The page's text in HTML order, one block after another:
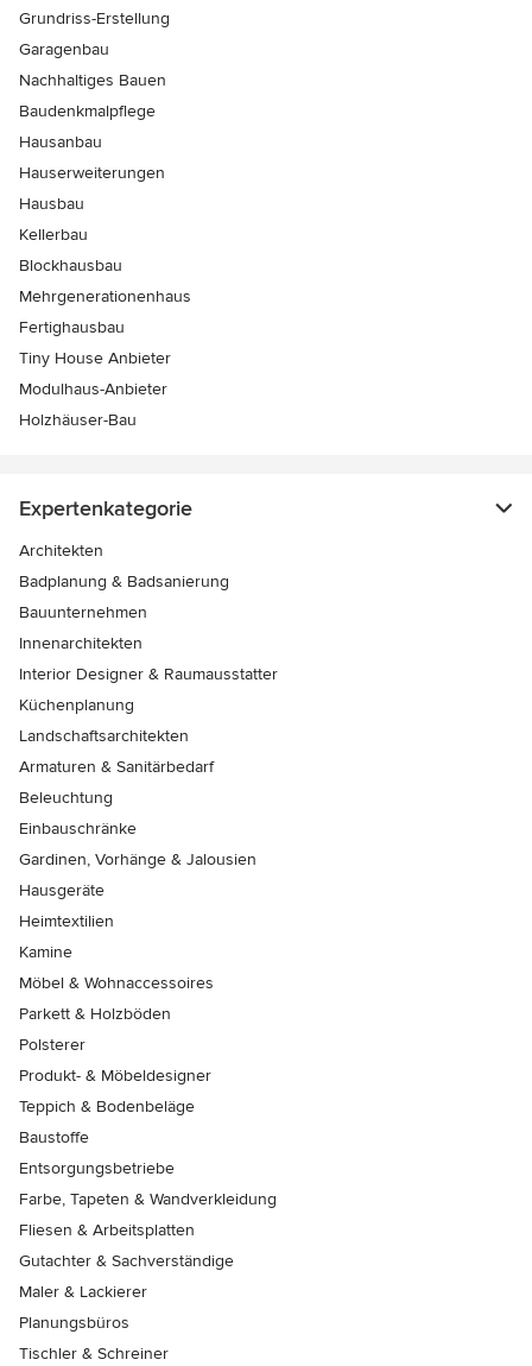
Grundriss-Erstellung
Garagenbau
Nachhaltiges Bauen
Baudenkmalpflege
Hausanbau
Hauserweiterungen
Hausbau
Kellerbau
Blockhausbau
Mehrgenerationenhaus
Fertighausbau
Tiny House Anbieter
Modulhaus-Anbieter
Holzhäuser-Bau
Expertenkategorie
Architekten
Badplanung & Badsanierung
Bauunternehmen
Innenarchitekten
Interior Designer & Raumausstatter
Küchenplanung
Landschaftsarchitekten
Armaturen & Sanitärbedarf
Beleuchtung
Einbauschränke
Gardinen, Vorhänge & Jalousien
Hausgeräte
Heimtextilien
Kamine
Möbel & Wohnaccessoires
Parkett & Holzböden
Polsterer
Produkt- & Möbeldesigner
Teppich & Bodenbeläge
Baustoffe
Entsorgungsbetriebe
Farbe, Tapeten & Wandverkleidung
Fliesen & Arbeitsplatten
Gutachter & Sachverständige
Maler & Lackierer
Planungsbüros
Tischler & Schreiner